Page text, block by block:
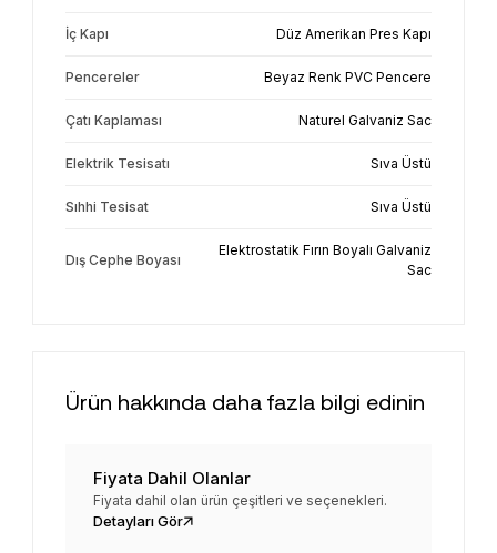
İç Kapı Düz Amerikan Pres Kapı
Pencereler Beyaz Renk PVC Pencere
Çatı Kaplaması Naturel Galvaniz Sac
Elektrik Tesisatı Sıva Üstü
Sıhhi Tesisat Sıva Üstü
Dış Cephe Boyası
Elektrostatik Fırın Boyalı Galvaniz
Sac
Ürün hakkında daha fazla bilgi edinin
Fiyata Dahil Olanlar
Fiyata dahil olan ürün çeşitleri ve seçenekleri.
Detayları Gör